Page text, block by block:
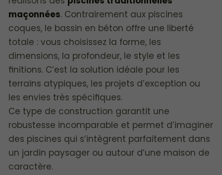
maçonnées. Contrairement aux piscines
coques, le bassin en béton offre une liberté
totale : vous choisissez la forme, les
dimensions, la profondeur, le style et les
finitions. C’est la solution idéale pour les
terrains atypiques, les projets d’exception ou
les envies très spécifiques.
Ce type de construction garantit une
robustesse incomparable et permet d’imaginer
des piscines qui s’intègrent parfaitement dans
un jardin paysager ou autour d’une maison de
caractère.